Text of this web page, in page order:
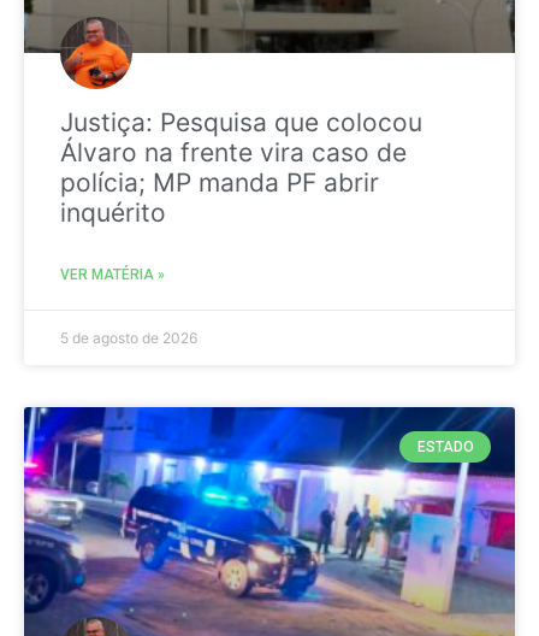
Justiça: Pesquisa que colocou
Álvaro na frente vira caso de
polícia; MP manda PF abrir
inquérito
VER MATÉRIA »
5 de agosto de 2026
ESTADO